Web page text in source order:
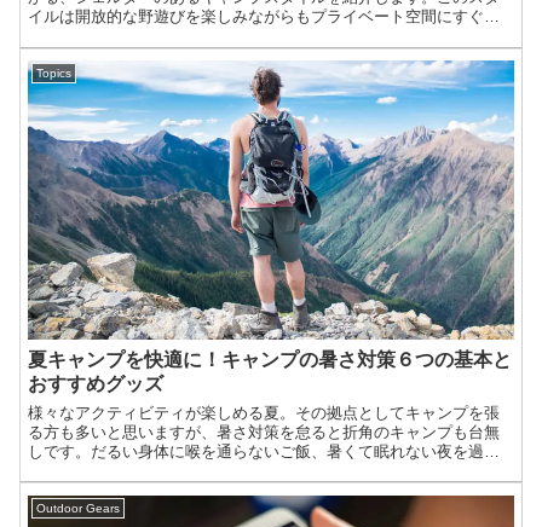
イルは開放的な野遊びを楽しみながらもプライベート空間にすぐに
い方や、小さな子供がいるファミリーキャンプにおすすめのスタイ
ルです。
Topics
夏キャンプを快適に！キャンプの暑さ対策６つの基本と
おすすめグッズ
様々なアクティビティが楽しめる夏。その拠点としてキャンプを張
る方も多いと思いますが、暑さ対策を怠ると折角のキャンプも台無
しです。だるい身体に喉を通らないご飯、暑くて眠れない夜を過ご
Outdoor Gears